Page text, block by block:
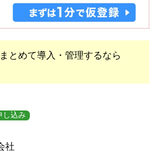
とめて導入・管理するなら
し込み
社